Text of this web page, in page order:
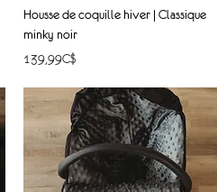
Quick View
Housse de coquille hiver | Classique
minky noir
Price
139,99C$